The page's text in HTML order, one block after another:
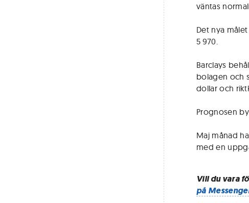
väntas
Det nya
5 970.
Barclays
bolagen och
dollar och
Prognosen
Maj månad
med en
Vill du vara
på